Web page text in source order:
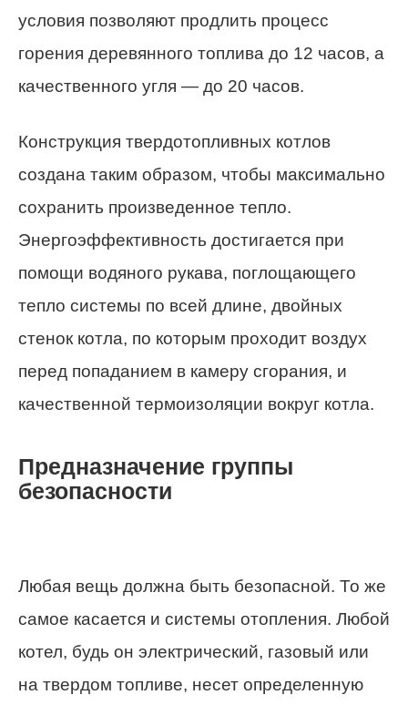
условия позволяют продлить процесс
горения деревянного топлива до 12 часов, а
качественного угля — до 20 часов.
Конструкция твердотопливных котлов
создана таким образом, чтобы максимально
сохранить произведенное тепло.
Энергоэффективность достигается при
помощи водяного рукава, поглощающего
тепло системы по всей длине, двойных
стенок котла, по которым проходит воздух
перед попаданием в камеру сгорания, и
качественной термоизоляции вокруг котла.
Предназначение группы
безопасности
Любая вещь должна быть безопасной. То же
самое касается и системы отопления. Любой
котел, будь он электрический, газовый или
на твердом топливе, несет определенную